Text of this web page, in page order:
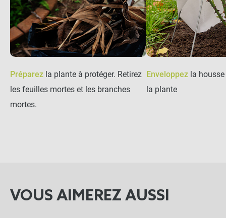
Préparez la plante à protéger. Retirez
les feuilles mortes et les branches
mortes.
Enveloppez la
la plante
VOUS AIMEREZ AUSSI